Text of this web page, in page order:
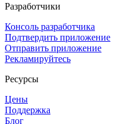
Разработчики
Консоль разработчика
Подтвердить приложение
Отправить приложение
Рекламируйтесь
Ресурсы
Цены
Поддержка
Блог